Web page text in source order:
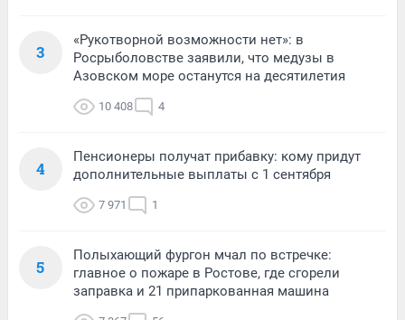
3
«Рукотворной возможности нет»: в
Росрыболовстве заявили, что медузы в
Азовском море останутся на десятилетия
10 408 4
4
Пенсионеры получат прибавку: кому придут
дополнительные выплаты с 1 сентября
7 971 1
5
Полыхающий фургон мчал по встречке:
главное о пожаре в Ростове, где сгорели
заправка и 21 припаркованная машина